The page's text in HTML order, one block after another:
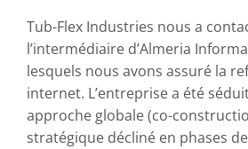
Tub-Flex Industries nous a
l’intermédiaire d’Almeria
lesquels nous avons assuré la
internet. L’entreprise a été
approche globale (co-
stratégique décliné en phases